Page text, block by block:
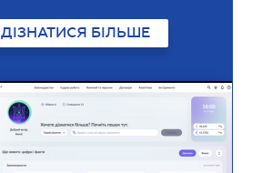
ДІЗНАТИСЯ БІЛЬШЕ